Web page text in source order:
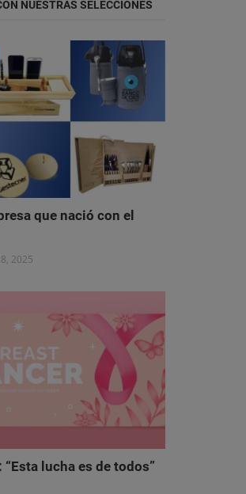
NUESTRAS SELECCIONES
que nació con el
2025
lucha es de todos”